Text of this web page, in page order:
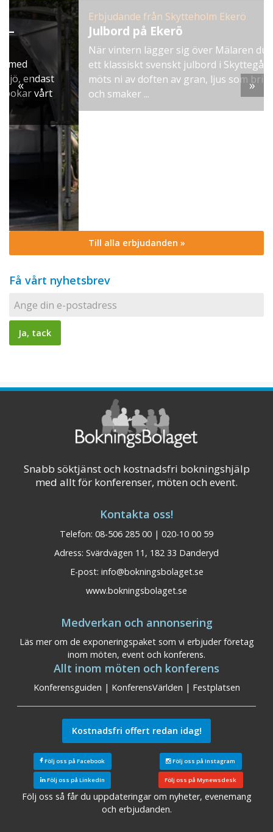
Erbjudande från Skytteholm Ekerö
Julbord på Ekerö
När vintern lägger sig över Mälaren dukar vi upp
ett klassiskt svenskt julbord i Skyttegården. Här
möts ni av doften av gran, ljus som brinner stilla
och smaker ...
« »
Till alla erbjudanden »
Få vårt nyhetsbrev
Snabb söktjänst och kostnadsfri bokningshjälp
med allt för konferenser, möten och event.
Kontakta oss!
Telefon: 08-506 285 00 | 020-10 00 59
Adress: Svärdvägen 11, 182 33 Danderyd
E-post: info@bokningsbolaget.se
www.bokningsbolaget.se
Medverkan och annonsering
Läs mer om de exponeringspaket som vi erbjuder företag
inom möten, event och konferens.
Allt inom möten och konferens
Konferensguiden | KonferensVärlden | Festplatsen
Kostnadsfri offert redan idag!
Följ oss på Facebook Följ oss på Instagram
Följ oss på LinkedIn Följ oss på Mynewsdesk
Följ oss så får du uppdateringar om nyheter, evenemang
och erbjudanden.